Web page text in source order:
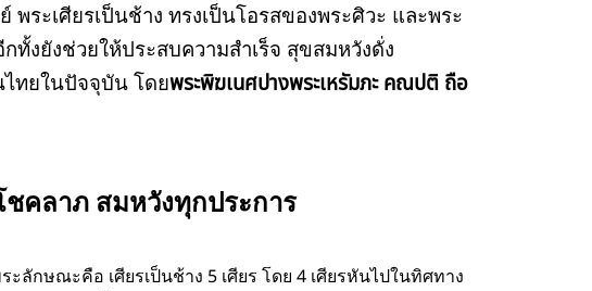
ระเศียรเป็นช้าง ทรงเป็นโอรสของพระศิวะ และพระ
งยังช่วยให้ประสบความสำเร็จ สุขสมหวังดั่ง
ทยในปัจจุบัน โดยพระพิฆเนศปางพระเหรัมภะ คณปติ ถือ
คลาภ สมหวังทุกประการ
กษณะคือ เศียรเป็นช้าง 5 เศียร โดย 4 เศียรหันไปในทิศทาง